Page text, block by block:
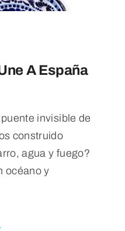
A España
invisible de
construido
agua y fuego?
océano y